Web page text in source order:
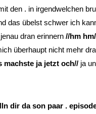
den . in irgendwelchen
das übelst schwer ich
dran erinnern //hm
überhaupt nicht mehr
machste ja jetzt och// ja
dir da son paar .